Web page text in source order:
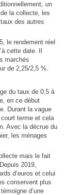
un
la collecte, les
des autres
le rendement réel
cette date. Il
marchés
de 2,25/2,5 %.
du taux de 0,5 à
en ce début
Durant la vague
terme et cela
Avec la décrue du
les ménages
mais le fait
2019,
d’euros et celui
conservent plus
d’une